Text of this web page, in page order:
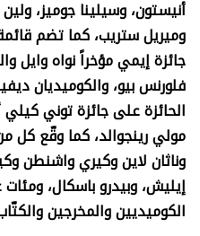
أنيستون، وسيلينا جوميز،
وميريل ستريب، كما تضم
جائزة إيمي مؤخراً نواه وايل
فلورنس بيو، والكوميديان
الحائزة على جائزة توني كيلي
مولي رينجوالد، كما وقّع كل
وناثان لاين وكيري واشنطن
إيليش، وبيدرو باسكال،
الكوميديين والمخرجين